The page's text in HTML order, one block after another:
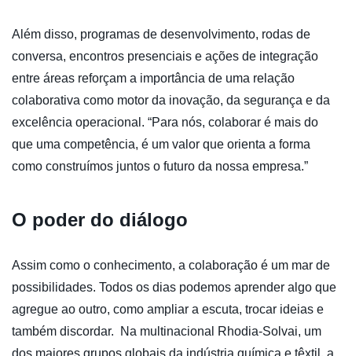
Além disso, programas de desenvolvimento, rodas de
conversa, encontros presenciais e ações de integração
entre áreas reforçam a importância de uma relação
colaborativa como motor da inovação, da segurança e da
excelência operacional. “Para nós, colaborar é mais do
que uma competência, é um valor que orienta a forma
como construímos juntos o futuro da nossa empresa.”
O poder do diálogo
Assim como o conhecimento, a colaboração é um mar de
possibilidades. Todos os dias podemos aprender algo que
agregue ao outro, como ampliar a escuta, trocar ideias e
também discordar. Na multinacional Rhodia-Solvai, um
dos maiores grupos globais da indústria química e têxtil, a